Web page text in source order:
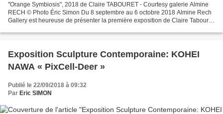
"Orange Symbiosis", 2018 de Claire TABOURET - Courtesy galerie Almine
RECH © Photo Éric Simon Du 8 septembre au 6 octobre 2018 Almine Rech
Gallery est heureuse de présenter la première exposition de Claire Tabouret
Exposition Sculpture Contemporaine: KOHEI
NAWA « PixCell-Deer »
Publié le 22/09/2018 à 09:32
Par Eric SIMON